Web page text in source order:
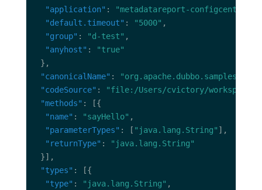
"application" :
"metadatareport-configcenter-
"default.timeout" : "5000"
"group" : "d-test"
"anyhost" :
"true"
"canonicalName" :
"codeSource" :
"file:/Users/cvictory/workspace/
"methods"
"name" : "sayHello"
"parameterTypes" : [ "java.lang.String"
"returnType" :
"java.lang.String"
"types"
"type" : "java.lang.String"